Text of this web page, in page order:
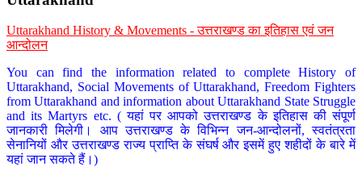
Uttarakhand History & Movements - उत्तराखण्ड का इतिहास एवं जन
आन्दोलन
You can find the information related to complete History of
Uttarakhand, Social Movements of Uttarakhand, Freedom Fighters
from Uttarakhand and information about Uttarakhand State Struggle
and its Martyrs etc. ( यहां पर आपको उत्तराखण्ड के इतिहास की संपूर्ण
जानकारी मिलेगी। आप उत्तराखण्ड के विभिन्न जन-आन्दोलनों, स्वतंत्रता
सेनानियों और उत्तराखण्ड राज्य प्राप्ति के संघर्ष और इसमें हुए शहीदों के बारे में
यहां जान सकते हैं।)